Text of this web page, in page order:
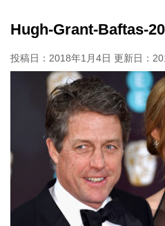
Hugh-Grant-Baftas-
投稿日：2018年1月4日 更新日：